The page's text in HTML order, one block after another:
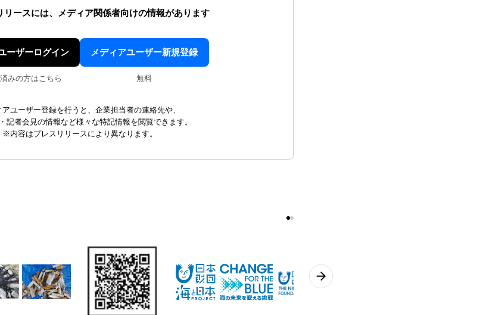
ースには、 メディア関係者向けの情報があります
ーザーログイン
みの方はこちら
メディアユーザー新規登録
無料
アユーザー登録を行うと、企業担当者の連絡先や、
記者会見の情報など様々な特記情報を閲覧できます。
※内容はプレスリリースにより異なります。